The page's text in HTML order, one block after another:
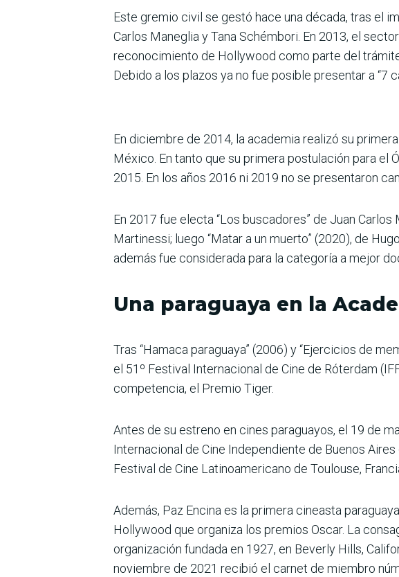
Este gremio civil se gestó hace una década, tras el
Carlos Maneglia y Tana Schémbori. En 2013, el
reconocimiento de Hollywood como parte del
Debido a los plazos ya no fue posible presentar a “7
En diciembre de 2014, la academia realizó su
México. En tanto que su primera postulación para el
2015. En los años 2016 ni 2019 no se presentaron
En 2017 fue electa “Los buscadores” de Juan
Martinessi; luego “Matar a un muerto” (2020), de
además fue considerada para la categoría a mejor
Una paraguaya en la
Tras “Hamaca paraguaya” (2006) y “Ejercicios de
el 51º Festival Internacional de Cine de Róterdam
competencia, el Premio Tiger.
Antes de su estreno en cines paraguayos, el 19 de
Internacional de Cine Independiente de Buenos
Festival de Cine Latinoamericano de Toulouse,
Además, Paz Encina es la primera cineasta
Hollywood que organiza los premios Oscar. La
organización fundada en 1927, en Beverly Hills,
noviembre de 2021 recibió el carnet de miembro